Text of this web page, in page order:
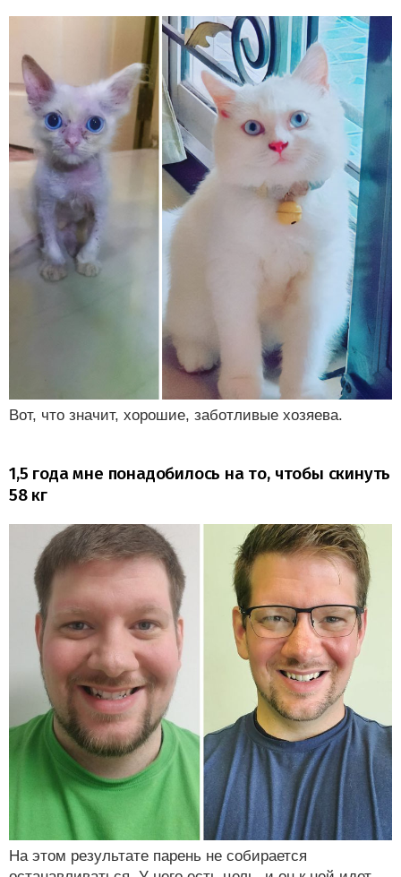
Вот, что значит, хорошие, заботливые хозяева.
1,5 года мне понадобилось на то, чтобы скинуть
58 кг
На этом результате парень не собирается